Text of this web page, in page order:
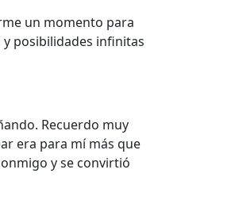
un momento para
posibilidades infinitas
Recuerdo muy
era para mí más que
y se convirtió